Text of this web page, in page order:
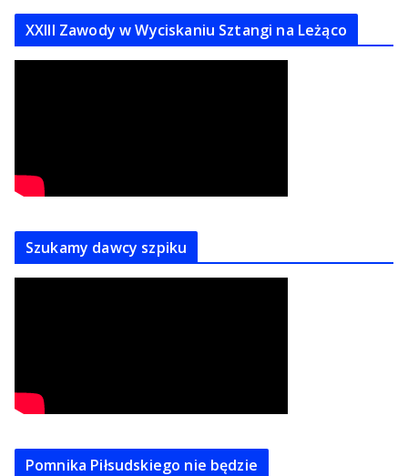
XXIII Zawody w Wyciskaniu Sztangi na Leżąco
Szukamy dawcy szpiku
Pomnika Piłsudskiego nie będzie